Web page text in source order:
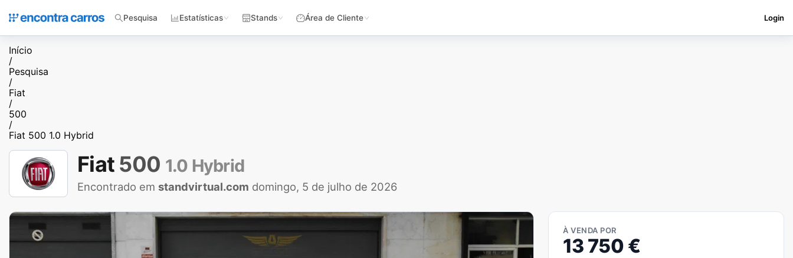
Pesquisa Estatísticas Stands Área de Cliente Login
Início
/
Pesquisa
/
Fiat
/
500
/
Fiat 500 1.0 Hybrid
Fiat 500 1.0 Hybrid
Encontrado em standvirtual.com domingo, 5 de julho de 2026
À VENDA POR
13 750 €